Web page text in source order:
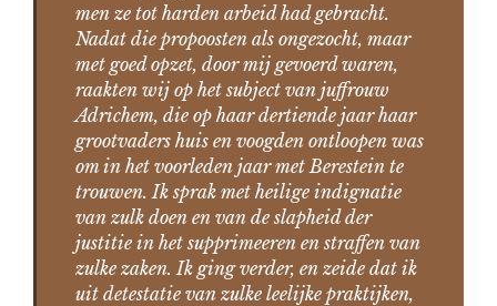
men ze tot harden arbeid had gebracht.
Nadat die propoosten als ongezocht, maar
met goed opzet, door mij gevoerd waren,
raakten wij op het subject van juffrouw
Adrichem, die op haar dertiende jaar haar
grootvaders huis en voogden ontloopen was
om in het voorleden jaar met Berestein te
trouwen. Ik sprak met heilige indignatie
van zulk doen en van de slapheid der
justitie in het supprimeeren en straffen van
zulke zaken. Ik ging verder, en zeide dat ik
uit detestatie van zulke leelijke praktijken,